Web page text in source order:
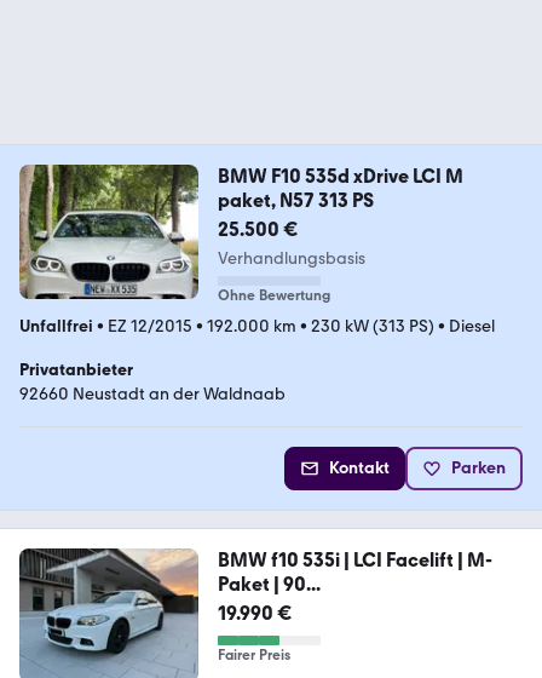
BMW F10 535d xDrive LCI M
paket, N57 313 PS
25.500 €
Verhandlungsbasis
Ohne Bewertung
Unfallfrei • EZ 12/2015 • 192.000 km • 230 kW (313 PS) • Diesel
Privatanbieter
92660 Neustadt an der Waldnaab
Kontakt Parken
BMW f10 535i | LCI Facelift | M-
Paket | 90...
19.990 €
Fairer Preis